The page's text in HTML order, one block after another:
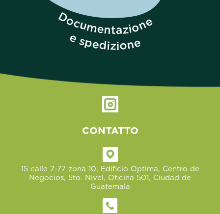
CONTATTO
15 calle 7-77 zona 10, Edificio Optima, Centro de
Negocios, 5to. Nivel, Oficina 501, Ciudad de
Guatemala